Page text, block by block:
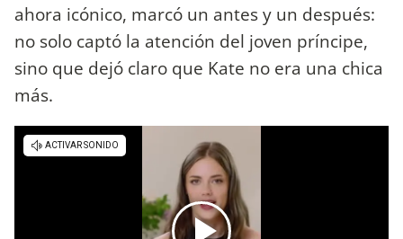
ahora icónico, marcó un antes y un después:
no solo captó la atención del joven príncipe,
sino que dejó claro que Kate no era una chica
más.